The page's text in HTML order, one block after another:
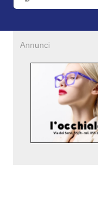
Annunci